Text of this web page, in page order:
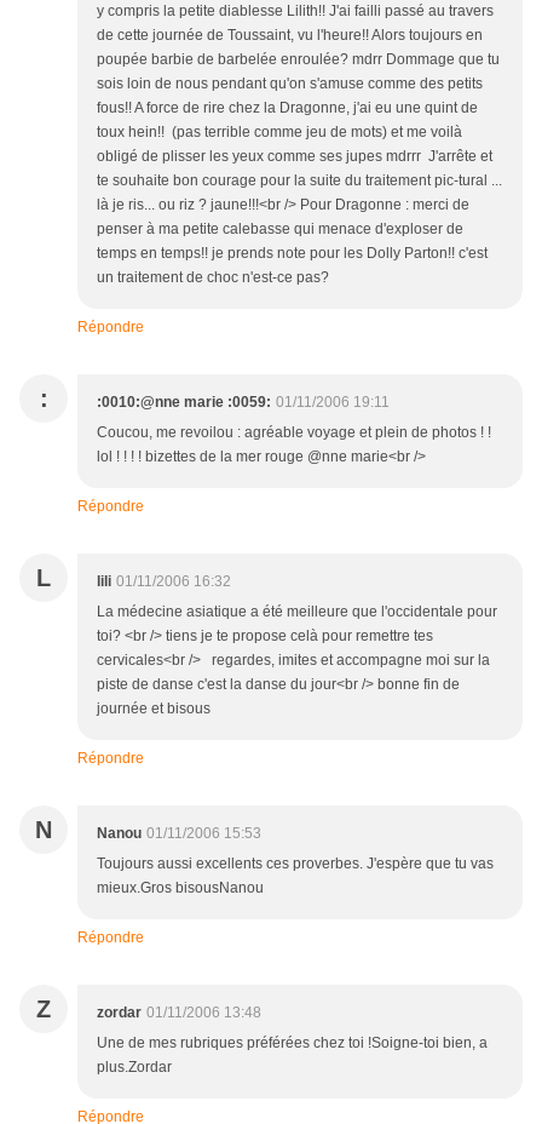
y compris la petite diablesse Lilith!! J'ai failli passé au travers
de cette journée de Toussaint, vu l'heure!! Alors toujours en
poupée barbie de barbelée enroulée? mdrr Dommage que tu
sois loin de nous pendant qu'on s'amuse comme des petits
fous!! A force de rire chez la Dragonne, j'ai eu une quint de
toux hein!! (pas terrible comme jeu de mots) et me voilà
obligé de plisser les yeux comme ses jupes mdrrr J'arrête et
te souhaite bon courage pour la suite du traitement pic-tural ...
là je ris... ou riz ? jaune!!!<br /> Pour Dragonne : merci de
penser à ma petite calebasse qui menace d'exploser de
temps en temps!! je prends note pour les Dolly Parton!! c'est
un traitement de choc n'est-ce pas?
Répondre
: :0010:@nne marie :0059: 01/11/2006 19:11
Coucou, me revoilou : agréable voyage et plein de photos ! !
lol ! ! ! ! bizettes de la mer rouge @nne marie<br />
Répondre
L lili 01/11/2006 16:32
La médecine asiatique a été meilleure que l'occidentale pour
toi? <br /> tiens je te propose celà pour remettre tes
cervicales<br /> regardes, imites et accompagne moi sur la
piste de danse c'est la danse du jour<br /> bonne fin de
journée et bisous
Répondre
N Nanou 01/11/2006 15:53
Toujours aussi excellents ces proverbes. J'espère que tu vas
mieux.Gros bisousNanou
Répondre
Z zordar 01/11/2006 13:48
Une de mes rubriques préférées chez toi !Soigne-toi bien, a
plus.Zordar
Répondre